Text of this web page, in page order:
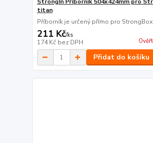
titan
Příborník je určený přímo pro
211 Kč/ks
174 Kč bez DPH
Přidat do košíku